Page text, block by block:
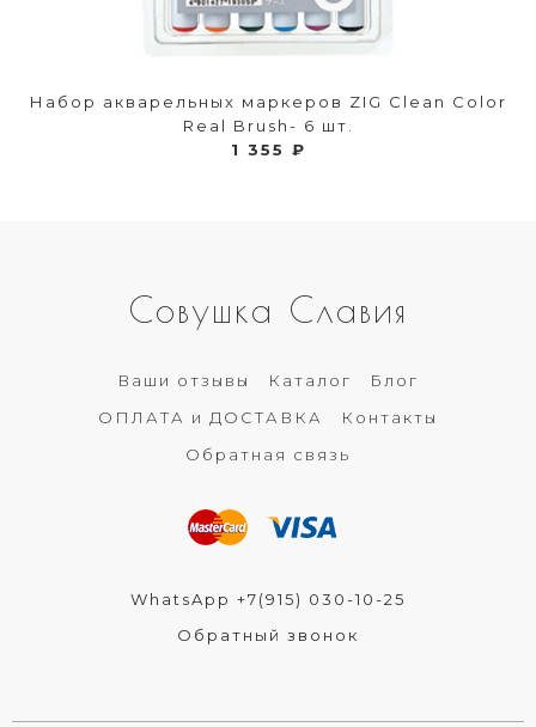
Набор акварельных маркеров ZIG Clean Color
Real Brush- 6 шт.
1 355 ₽
Совушка Славия
Ваши отзывы Каталог
Блог
ОПЛАТА и ДОСТАВКА
Контакты
Обратная связь
WhatsApp +7(915) 030-10-25
Обратный звонок